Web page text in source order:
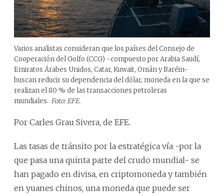
Varios analistas consideran que los países del Consejo de
Cooperación del Golfo (CCG) -compuesto por Arabia Saudí,
Emiratos Árabes Unidos, Catar, Kuwait, Omán y Baréin-
buscan reducir su dependencia del dólar, moneda en la que se
realizan el 80 % de las transacciones petroleras
mundiales. Foto: EFE.
Por Carles Grau Sivera, de EFE.
Las tasas de tránsito por la estratégica vía -por la
que pasa una quinta parte del crudo mundial- se
han pagado en divisa, en criptomoneda y también
en yuanes chinos, una moneda que puede ser